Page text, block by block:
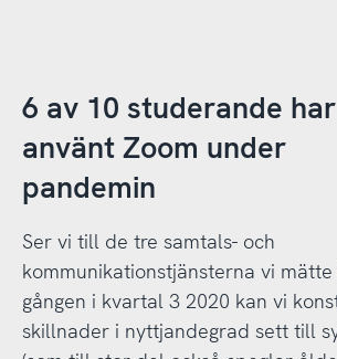
6 av 10 studerande har
använt Zoom under
pandemin
Ser vi till de tre samtals- och
kommunikationstjänsterna vi
gången i kvartal 3 2020 kan vi
skillnader i nyttjandegrad sett till